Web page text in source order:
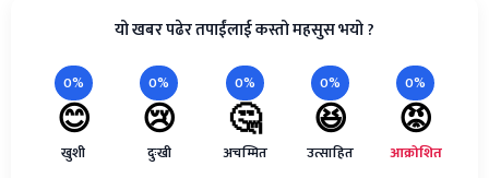
यो खबर पढेर तपाईंलाई कस्तो महसुस भयो ?
0%
😊
खुशी
0%
😢
दुःखी
0%
🤔
अचम्मित
0%
😆
उत्साहित
0%
😡
आक्रोशित